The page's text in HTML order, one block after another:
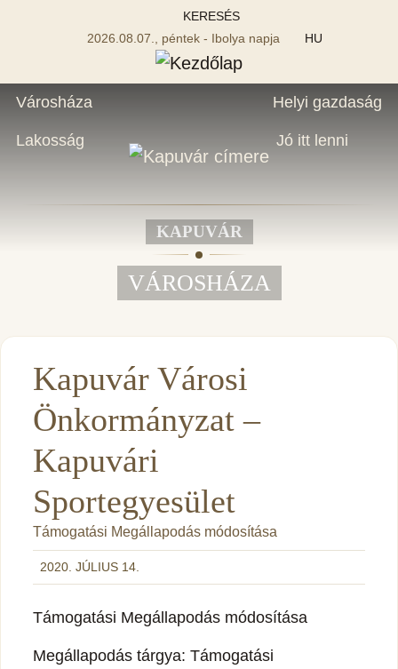
KERESÉS
2026.08.07., péntek - Ibolya napja
HU
Városháza
Lakosság
Helyi gazdaság
Jó itt lenni
KAPUVÁR
VÁROSHÁZA
Kapuvár Városi
Önkormányzat –
Kapuvári
Sportegyesület
Támogatási Megállapodás módosítása
2020. JÚLIUS 14.
Támogatási Megállapodás módosítása
Megállapodás tárgya: Támogatási